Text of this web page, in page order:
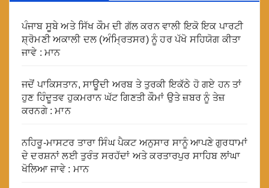
ਪੰਜਾਬ ਸੂਬੇ ਅਤੇ ਸਿੱਖ ਕੌਮ ਦੀ ਗੱਲ ਕਰਨ ਵਾਲੀ ਇਕੋ ਇਕ ਪਾਰਟੀ
ਸ਼੍ਰੋਮਣੀ ਅਕਾਲੀ ਦਲ (ਅੰਮ੍ਰਿਤਸਰ) ਨੂੰ ਹਰ ਪੱਖੋ ਸਹਿਯੋਗ ਕੀਤਾ
ਜਾਵੇ : ਮਾਨ
ਜਦੋਂ ਪਾਕਿਸਤਾਨ, ਸਾਊਦੀ ਅਰਬ ਤੇ ਤੁਰਕੀ ਇਕੱਠੇ ਹੋ ਗਏ ਹਨ ਤਾਂ
ਹੁਣ ਹਿੰਦੂਤਵ ਹੁਕਮਰਾਨ ਘੱਟ ਗਿਣਤੀ ਕੌਮਾਂ ਉਤੇ ਜ਼ਬਰ ਨੂੰ ਤੇਜ਼
ਕਰਨਗੇ : ਮਾਨ
ਨਹਿਰੂ-ਮਾਸਟਰ ਤਾਰਾ ਸਿੰਘ ਪੈਕਟ ਅਨੁਸਾਰ ਸਾਨੂੰ ਆਪਣੇ ਗੁਰਧਾਮਾਂ
ਦੇ ਦਰਸ਼ਨਾਂ ਲਈ ਤੁਰੰਤ ਸਰਹੱਦਾਂ ਅਤੇ ਕਰਤਾਰਪੁਰ ਸਾਹਿਬ ਲਾਂਘਾ
ਖੋਲਿਆ ਜਾਵੇ : ਮਾਨ